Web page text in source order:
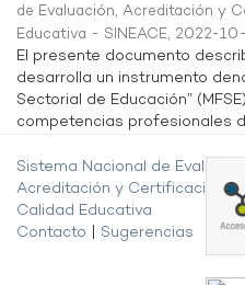
de Evaluación, Acreditación y
Educativa - SINEACE, 2022-
El presente documento
desarrolla un instrumento
Sectorial de Educación”
competencias profesionales
Sistema Nacional de
Acreditación y Certificación
Calidad Educativa
Contacto
Sugerencias